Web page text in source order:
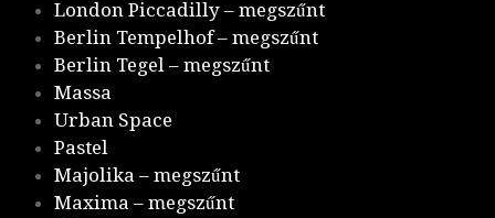
London Piccadilly – megszűnt
Berlin Tempelhof – megszűnt
Berlin Tegel – megszűnt
Massa
Urban Space
Pastel
Majolika – megszűnt
Maxima – megszűnt